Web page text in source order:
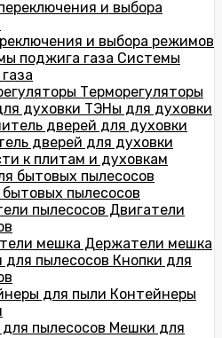
и выбора режимов
Системы
Терморегуляторы
ТЭНы для духовки
дверей для духовки
пылесосов
Двигатели
Держатели мешка
Кнопки для
Контейнеры
Мешки для